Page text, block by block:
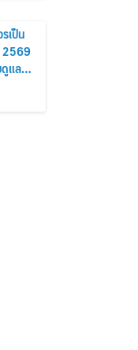
เป็น
2569
แล